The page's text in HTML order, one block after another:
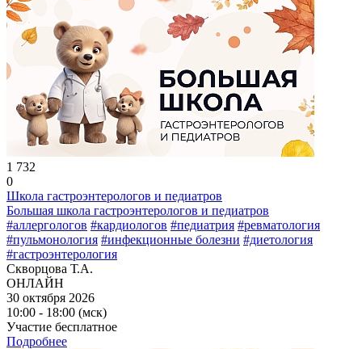
1 732
0
Школа гастроэнтерологов и педиатров
Большая школа гастроэнтерологов и педиатров
#аллергологов #кардиологов #педиатрия #ревматология
#пульмонология #инфекционные болезни #диетология
#гастроэнтерология
Скворцова Т.А.
ОНЛАЙН
30 октября 2026
10:00 - 18:00 (мск)
Участие бесплатное
Подробнее